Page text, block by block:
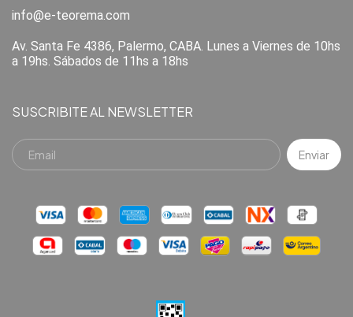
info@e-teorema.com
Av. Santa Fe 4386, Palermo, CABA. Lunes a Viernes de 10hs
a 19hs. Sábados de 11hs a 18hs
SUSCRIBITE AL NEWSLETTER